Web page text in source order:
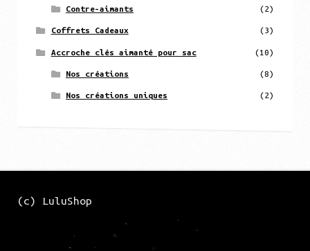
Contre-aimants (2)
Coffrets Cadeaux (3)
Accroche clés aimanté pour sac (10)
Nos créations (8)
Nos créations uniques (2)
(c) LuluShop